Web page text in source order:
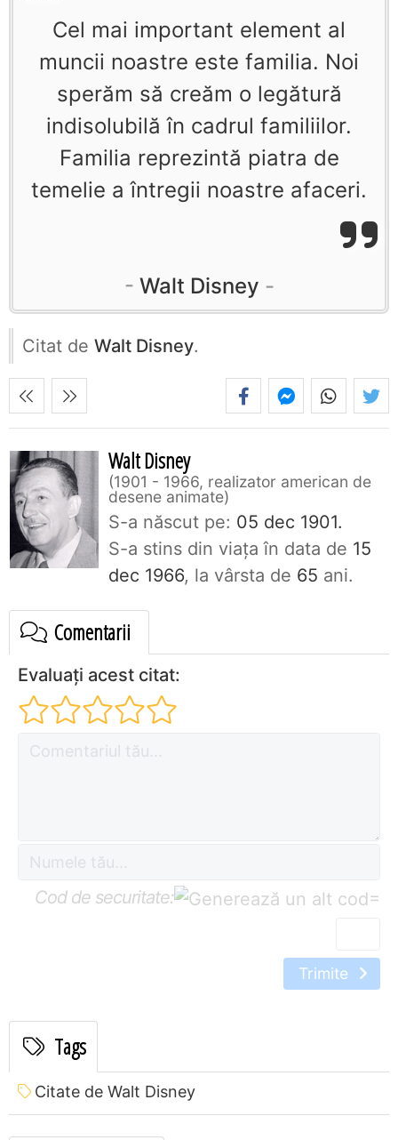
Cel mai important element al
muncii noastre este familia. Noi
sperăm să creăm o legătură
indisolubilă în cadrul familiilor.
Familia reprezintă piatra de
temelie a întregii noastre afaceri.
Walt Disney
Citat de Walt Disney.
Walt Disney
1901 - 1966, realizator american de
desene animate
S-a născut pe: 05 dec 1901.
S-a stins din viaţa în data de 15
dec 1966, la vârsta de 65 ani.
Comentarii
Evaluați acest citat:
Cod de securitate: =
Trimite
Tags
Citate de Walt Disney